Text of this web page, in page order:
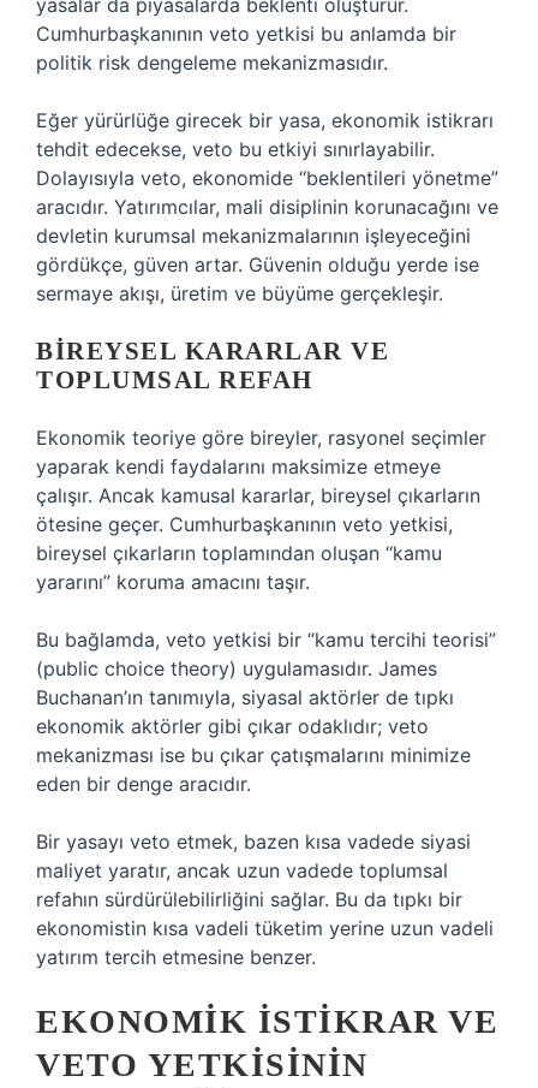
yasalar da piyasalarda beklenti oluşturur.
Cumhurbaşkanının veto yetkisi bu anlamda bir
politik risk dengeleme mekanizmasıdır.
Eğer yürürlüğe girecek bir yasa, ekonomik istikrarı
tehdit edecekse, veto bu etkiyi sınırlayabilir.
Dolayısıyla veto, ekonomide “beklentileri yönetme”
aracıdır. Yatırımcılar, mali disiplinin korunacağını ve
devletin kurumsal mekanizmalarının işleyeceğini
gördükçe, güven artar. Güvenin olduğu yerde ise
sermaye akışı, üretim ve büyüme gerçekleşir.
BIREYSEL KARARLAR VE
TOPLUMSAL REFAH
Ekonomik teoriye göre bireyler, rasyonel seçimler
yaparak kendi faydalarını maksimize etmeye
çalışır. Ancak kamusal kararlar, bireysel çıkarların
ötesine geçer. Cumhurbaşkanının veto yetkisi,
bireysel çıkarların toplamından oluşan “kamu
yararını” koruma amacını taşır.
Bu bağlamda, veto yetkisi bir “kamu tercihi teorisi”
(public choice theory) uygulamasıdır. James
Buchanan’ın tanımıyla, siyasal aktörler de tıpkı
ekonomik aktörler gibi çıkar odaklıdır; veto
mekanizması ise bu çıkar çatışmalarını minimize
eden bir denge aracıdır.
Bir yasayı veto etmek, bazen kısa vadede siyasi
maliyet yaratır, ancak uzun vadede toplumsal
refahın sürdürülebilirliğini sağlar. Bu da tıpkı bir
ekonomistin kısa vadeli tüketim yerine uzun vadeli
yatırım tercih etmesine benzer.
EKONOMIK İSTIKRAR VE
VETO YETKISININ